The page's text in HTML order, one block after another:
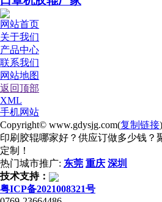
网站首页
关于我们
产品中心
联系我们
网站地图
返回顶部
XML
手机网站
Copyright© www.gdysjg.com(复制链接
印刷胶辊哪家好？供应订做多少钱
定制！
热门城市推广: 东莞 重庆 深圳
技术支持：
粤ICP备2021008321号